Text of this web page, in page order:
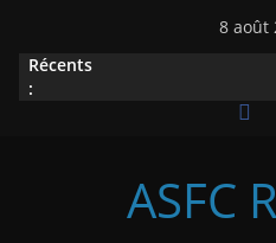
contenu
8 août
Récents
:
ASFC